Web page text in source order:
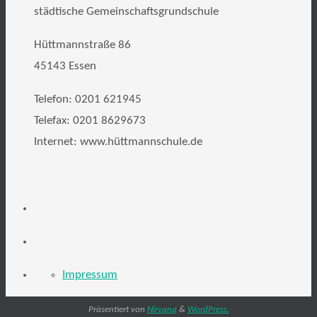
städtische Gemeinschaftsgrundschule
Hüttmannstraße 86
45143 Essen
Telefon: 0201 621945
Telefax: 0201 8629673
Internet: www.hüttmannschule.de
Impressum
Präsentiert von Nirvana & WordPress.